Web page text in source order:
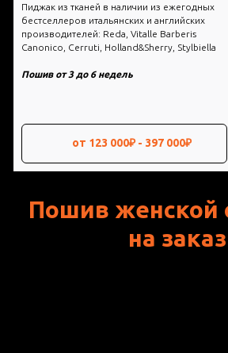
Пиджак из актуальных коллекций
итальянских и английских производителей:
Vitale Barberis Canonico, Drago, Cerruti,
Holland&Sherry, Ariston Napoli, Stylbiella,
Piana
от 155 000₽ - 627 000₽
Пошив
на заказ